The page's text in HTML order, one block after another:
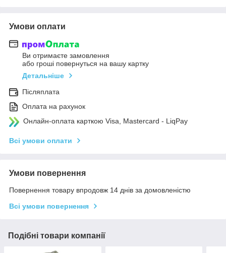
Умови оплати
Ви отримаєте замовлення
або гроші повернуться на вашу картку
Детальніше
Післяплата
Оплата на рахунок
Онлайн-оплата карткою Visa, Mastercard - LiqPay
Всі умови оплати
Умови повернення
Повернення товару впродовж 14 днів за домовленістю
Всі умови повернення
Подібні товари компанії